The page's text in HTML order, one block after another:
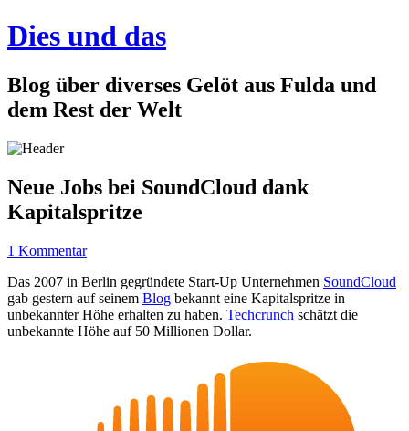
Dies und das
Blog über diverses Gelöt aus Fulda und
dem Rest der Welt
Neue Jobs bei SoundCloud dank
Kapitalspritze
1 Kommentar
Das 2007 in Berlin gegründete Start-Up Unternehmen SoundCloud
gab gestern auf seinem Blog bekannt eine Kapitalspritze in
unbekannter Höhe erhalten zu haben. Techcrunch schätzt die
unbekannte Höhe auf 50 Millionen Dollar.